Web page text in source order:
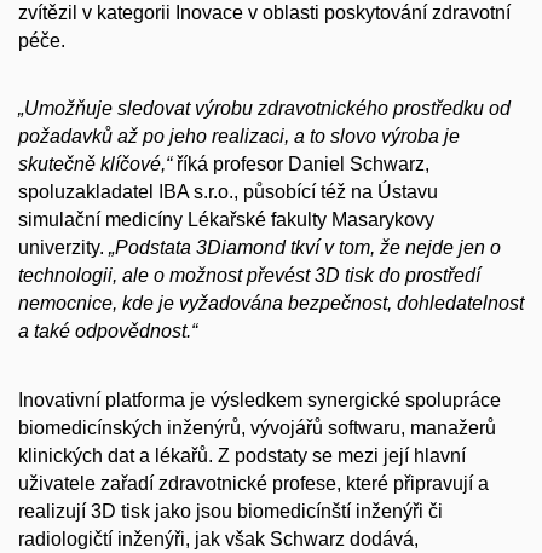
zvítězil v kategorii Inovace v oblasti poskytování zdravotní
péče.
„Umožňuje sledovat výrobu zdravotnického prostředku od
požadavků až po jeho realizaci, a to slovo výroba je
skutečně klíčové,“říká profesor Daniel Schwarz,
spoluzakladatel IBA s.r.o., působící též na Ústavu
simulační medicíny Lékařské fakulty Masarykovy
univerzity. „Podstata 3Diamond tkví v tom, že nejde jen o
technologii, ale o možnost převést 3D tisk do prostředí
nemocnice, kde je vyžadována bezpečnost, dohledatelnost
a také odpovědnost.“
Inovativní platforma je výsledkem synergické spolupráce
biomedicínských inženýrů, vývojářů softwaru, manažerů
klinických dat a lékařů. Z podstaty se mezi její hlavní
uživatele zařadí zdravotnické profese, které připravují a
realizují 3D tisk jako jsou biomedicínští inženýři či
radiologičtí inženýři, jak však Schwarz dodává,